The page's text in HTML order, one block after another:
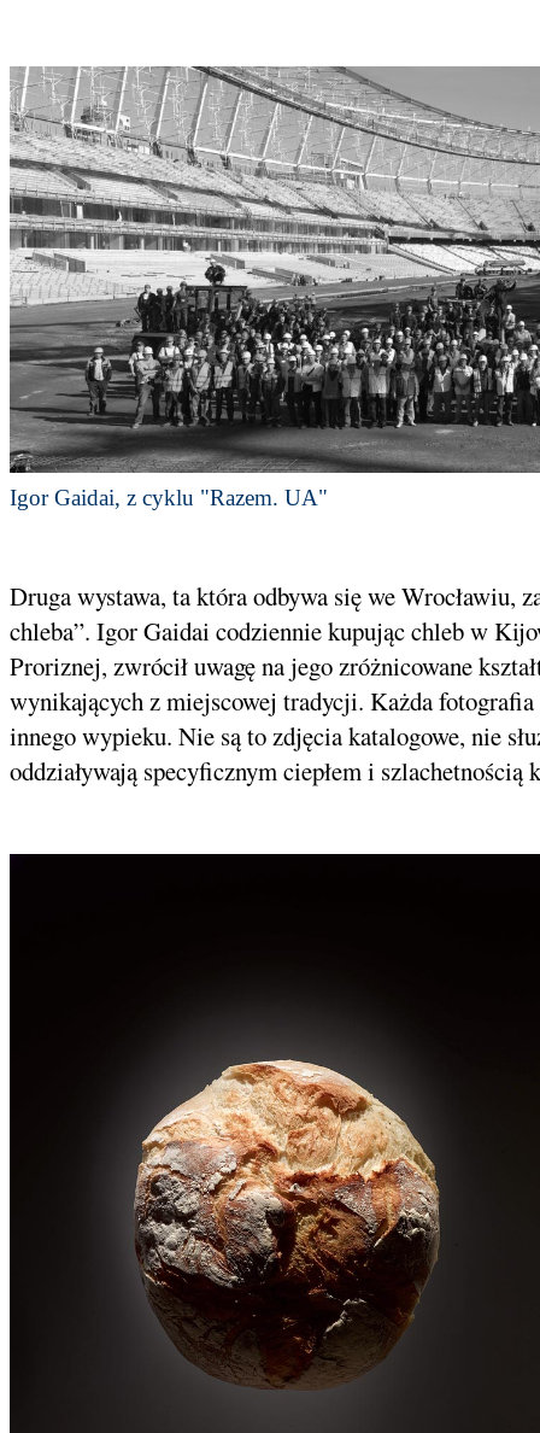
Igor Gaidai, z cyklu "Razem. UA"
Druga wystawa, ta która odbywa się we Wrocławiu,
chleba”. Igor Gaidai codziennie kupując chleb w
Proriznej, zwrócił uwagę na jego zróżnicowane
wynikających z miejscowej tradycji. Każda
innego wypieku. Nie są to zdjęcia katalogowe, nie
oddziaływają specyficznym ciepłem i szlachetnością